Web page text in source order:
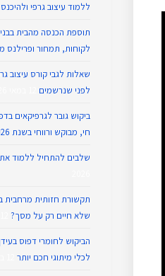
ללמוד עיצוב גרפי
תוספת הכנסה מהבית
לקוחות, תמחור ופרילנס
שאלות לגבי קורס
לפני שנרשמים
ביקוש גובר לגרפיקאים
חי, מבוקש ורווחי בשנת 2026
שלבים להתחיל ללמוד את
שלא חיים רק על מסך?
לכלי מיתוגי חכם יותר